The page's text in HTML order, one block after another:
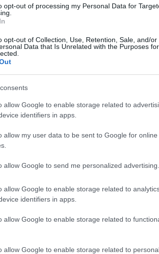
opt-out of processing my Personal Data for
opt-out of Collection, Use, Retention, Sale, and/or
Data that Is Unrelated with the Purposes
allow Google to enable storage related to
identifiers in apps.
allow my user data to be sent to Google for
allow Google to send me personalized advertising.
allow Google to enable storage related to
identifiers in apps.
allow Google to enable storage related to
allow Google to enable storage related to